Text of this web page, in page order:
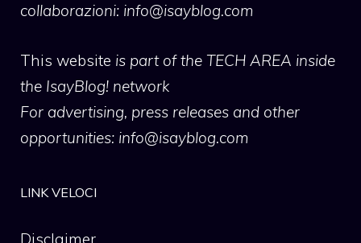
collaborazioni: info@isayblog.com
This website is part of the TECH AREA inside
the IsayBlog! network
For advertising, press releases and other
opportunities: info@isayblog.com
LINK VELOCI